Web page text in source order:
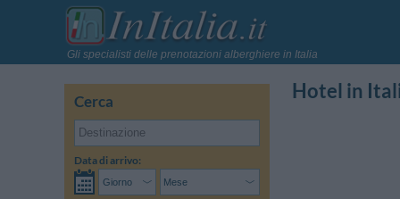
Gli specialisti delle prenotazioni alberghiere in Italia
Cerca
Data di arrivo:
Hotel in